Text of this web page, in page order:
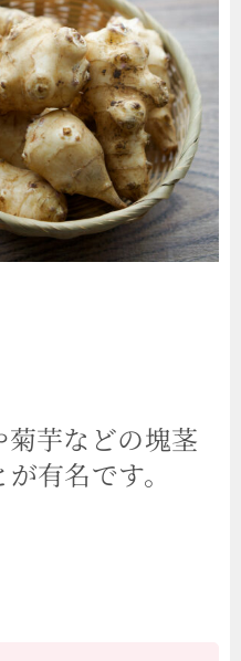
芋などの塊茎
有名です。